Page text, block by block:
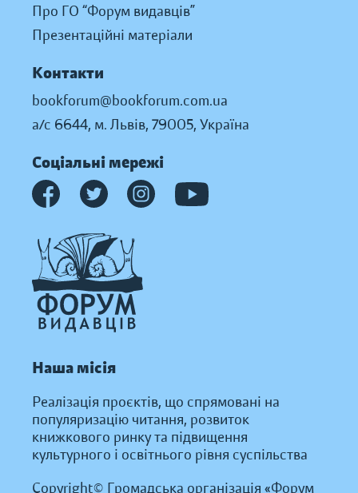
Про ГО “Форум видавців”
Презентаційні матеріали
Контакти
bookforum@bookforum.com.ua
а/с 6644, м. Львів, 79005, Україна
Соціальні мережі
Наша місія
Реалізація проєктів, що спрямовані на
популяризацію читання, розвиток
книжкового ринку та підвищення
культурного і освітнього рівня суспільства
Copyright© Громадська організація «Форум